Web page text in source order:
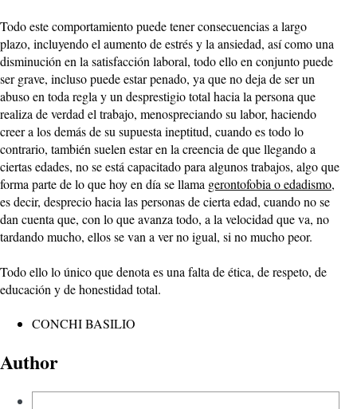
Todo este comportamiento puede tener consecuencias a largo
plazo, incluyendo el aumento de estrés y la ansiedad, así como una
disminución en la satisfacción laboral, todo ello en conjunto puede
ser grave, incluso puede estar penado, ya que no deja de ser un
abuso en toda regla y un desprestigio total hacia la persona que
realiza de verdad el trabajo, menospreciando su labor, haciendo
creer a los demás de su supuesta ineptitud, cuando es todo lo
contrario, también suelen estar en la creencia de que llegando a
ciertas edades, no se está capacitado para algunos trabajos, algo que
forma parte de lo que hoy en día se llama gerontofobia o edadismo,
es decir, desprecio hacia las personas de cierta edad, cuando no se
dan cuenta que, con lo que avanza todo, a la velocidad que va, no
tardando mucho, ellos se van a ver no igual, si no mucho peor.
Todo ello lo único que denota es una falta de ética, de respeto, de
educación y de honestidad total.
CONCHI BASILIO
Author